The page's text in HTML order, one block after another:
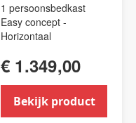
1 persoonsbedkast
Easy concept -
Horizontaal
€ 1.349,00
Bekijk product